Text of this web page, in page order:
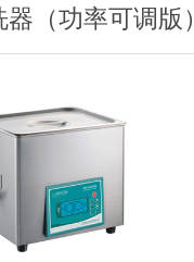
（功率可调版）